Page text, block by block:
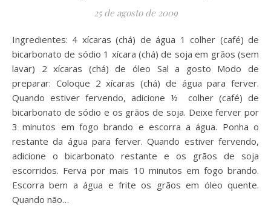
25 de agosto de 2009
Ingredientes: 4 xícaras (chá) de água 1 colher (café) de
bicarbonato de sódio 1 xícara (chá) de soja em grãos (sem
lavar) 2 xícaras (chá) de óleo Sal a gosto Modo de
preparar: Coloque 2 xícaras (chá) de água para ferver.
Quando estiver fervendo, adicione ½ colher (café) de
bicarbonato de sódio e os grãos de soja. Deixe ferver por
3 minutos em fogo brando e escorra a água. Ponha o
restante da água para ferver. Quando estiver fervendo,
adicione o bicarbonato restante e os grãos de soja
escorridos. Ferva por mais 10 minutos em fogo brando.
Escorra bem a água e frite os grãos em óleo quente.
Quando não…